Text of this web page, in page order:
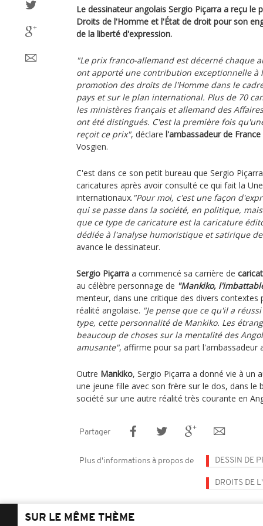
Le dessinateur angolais Sergio Piçarra a reçu le
Droits de l'Homme et l'État de droit pour son
de la liberté d'expression.
"Le prix franco-allemand est décerné chaque
ont apporté une contribution exceptionnelle à
promotion des droits de l'Homme dans le
pays et sur le plan international. Plus de 70
les ministères français et allemand des
ont été distingués. C'est la première fois
reçoit ce prix", déclare l'ambassadeur de
Vosgien.
C'est dans ce son petit bureau que Sergio
caricatures après avoir consulté ce qui fait la
internationaux. "Pour moi, c'est une façon
qui se passe dans la société, en politique,
que ce type de caricature est la caricature
dédiée à l'analyse humoristique et satirique
avance le dessinateur.
Sergio Piçarra a commencé sa carrière de
au célèbre personnage de "Mankiko,
menteur, dans une critique des divers contextes
réalité angolaise. "Je pense que ce qu'il a
type, cette personnalité de Mankiko. Les
beaucoup de choses sur la mentalité des
amusante", affirme pour sa part l'ambassadeur
Outre Mankiko, Sergio Piçarra a donné vie à un
une jeune fille avec son frère sur le dos, dans le
société sur une autre réalité très courante en
Partager
Plus d'informations à propos de DESSIN DE
DROITS DE
SUR LE MÊME THÈME